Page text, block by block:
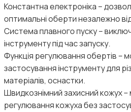
Константна електроніка –
оптимальні оберти незалежно
Система плавного пуску –
інструменту під час запуску.
Функція регулювання обертів –
застосування інструменту для
матеріалів, оснастки.
Швидкознімний захисний кожух –
регулювання кожуха без